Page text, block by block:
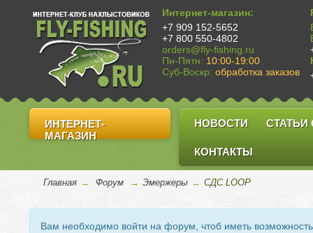
Интернет-магазин:
+7 909 152-5652
+7 800 550-4802
orders@fly-fishing.ru
Пн-Пятн: 10:00-19:00
Суб-Воскр: обработка заказов
ИНТЕРНЕТ-
МАГАЗИН
НОВОСТИ СТАТЬИ
КОНТАКТЫ
Главная → Форум → Эмержеры → СДС LOOP
Вам необходимо войти на форум, чтоб иметь